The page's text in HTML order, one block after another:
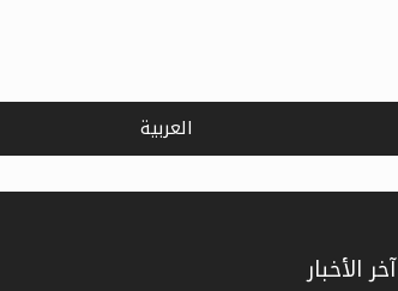
آخر الأخبار
العربية